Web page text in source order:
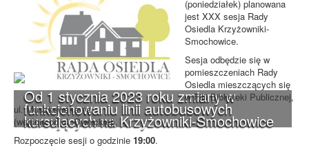
Od 1 stycznia 2023 roku zmiany w
funkcjonowaniu linii autobusowych
kursujących na Krzyżowniki-Smochowice
(poniedziałek) planowana
jest XXX sesja Rady
Osiedla Krzyżowniki-
Smochowice.
Sesja odbędzie się w
pomieszczeniach Rady
Osiedla mieszczących się
w Filii Biblioteki Publicznej,
ul. Muszkowska 1a
(wejście od ul. Ownickiej).
Rozpoczęcie sesji o godzinie 19:00.